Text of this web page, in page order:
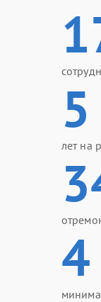
5
лет на
4